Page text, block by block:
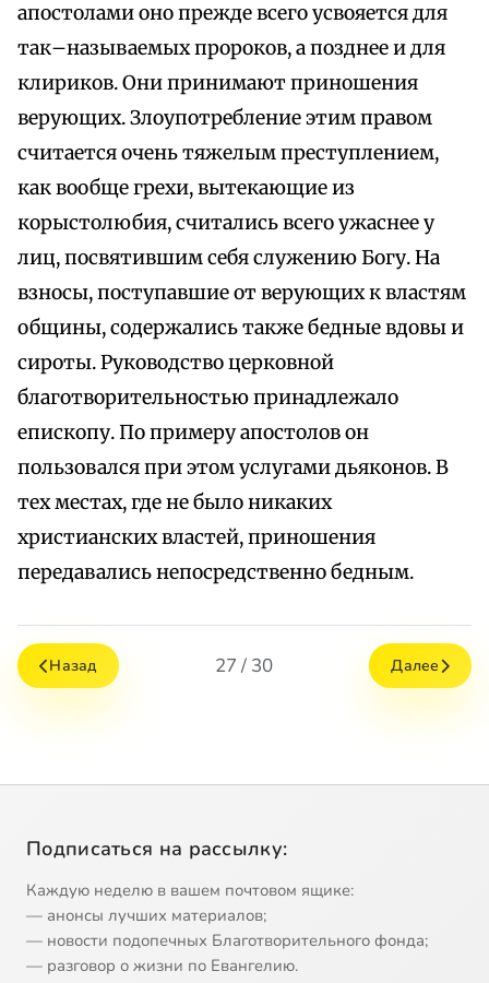
апостолами оно прежде всего усвояется для
так–называемых пророков, а позднее и для
клириков. Они принимают приношения
верующих. Злоупотребление этим правом
считается очень тяжелым преступлением,
как вообще грехи, вытекающие из
корыстолюбия, считались всего ужаснее у
лиц, посвятившим себя служению Богу. На
взносы, поступавшие от верующих к властям
общины, содержались также бедные вдовы и
сироты. Руководство церковной
благотворительностью принадлежало
епископу. По примеру апостолов он
пользовался при этом услугами дьяконов. В
тех местах, где не было никаких
христианских властей, приношения
передавались непосредственно бедным.
Назад 27 / 30 Далее
Подписаться на рассылку:
Каждую неделю в вашем почтовом ящике:
— анонсы лучших материалов;
— новости подопечных Благотворительного фонда;
— разговор о жизни по Евангелию.